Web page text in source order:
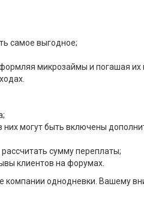
самое выгодное;
микрозаймы и погашая
них могут быть включены
сумму переплаты;
клиентов на форумах.
компании однодневки. Вашему